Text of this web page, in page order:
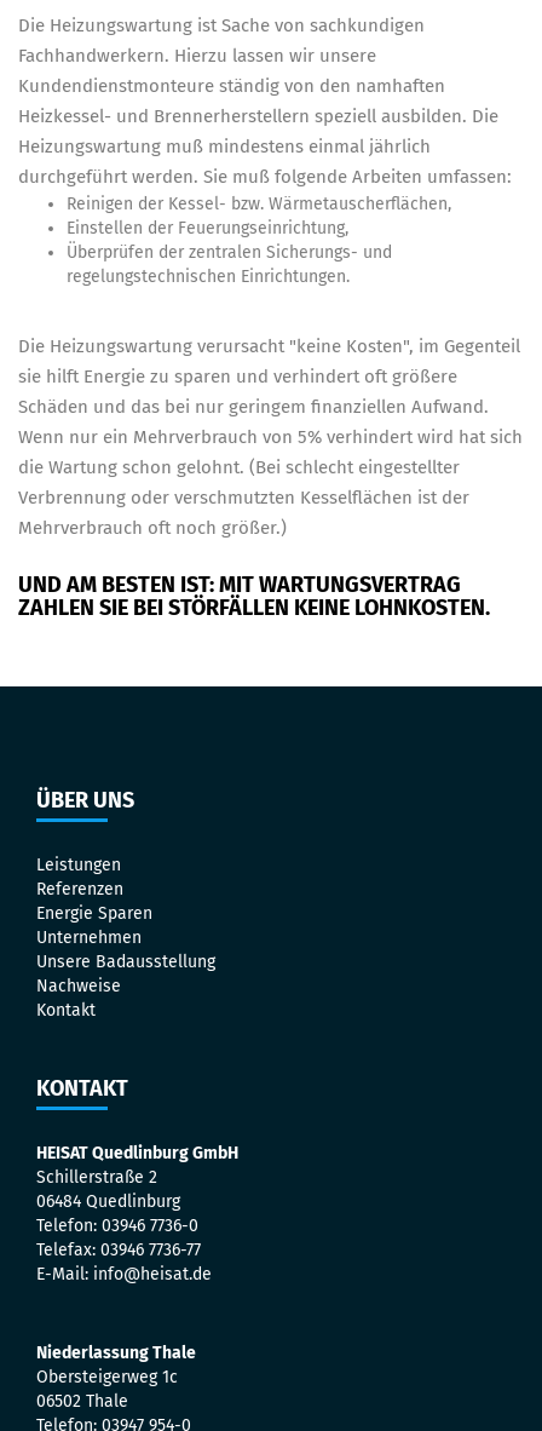
Die Heizungswartung ist Sache von sachkundigen
Fachhandwerkern. Hierzu lassen wir unsere
Kundendienstmonteure ständig von den namhaften
Heizkessel- und Brennerherstellern speziell ausbilden. Die
Heizungswartung muß mindestens einmal jährlich
durchgeführt werden. Sie muß folgende Arbeiten umfassen:
Reinigen der Kessel- bzw. Wärmetauscherflächen,
Einstellen der Feuerungseinrichtung,
Überprüfen der zentralen Sicherungs- und
regelungstechnischen Einrichtungen.
Die Heizungswartung verursacht "keine Kosten", im Gegenteil
sie hilft Energie zu sparen und verhindert oft größere
Schäden und das bei nur geringem finanziellen Aufwand.
Wenn nur ein Mehrverbrauch von 5% verhindert wird hat sich
die Wartung schon gelohnt. (Bei schlecht eingestellter
Verbrennung oder verschmutzten Kesselflächen ist der
Mehrverbrauch oft noch größer.)
UND AM BESTEN IST:MIT WARTUNGSVERTRAG
ZAHLEN SIE BEI STÖRFÄLLEN KEINE LOHNKOSTEN.
ÜBER UNS
Leistungen
Referenzen
Energie Sparen
Unternehmen
Unsere Badausstellung
Nachweise
Kontakt
KONTAKT
HEISAT Quedlinburg GmbH
Schillerstraße 2
06484 Quedlinburg
Telefon: 03946 7736-0
Telefax: 03946 7736-77
E-Mail: info@heisat.de
Niederlassung Thale
Obersteigerweg 1c
06502 Thale
Telefon: 03947 954-0